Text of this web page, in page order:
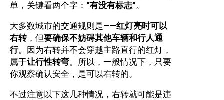
单，关键看两个字： “有没有标志”。
大多数城市的交通规则是——红灯亮时可以
右转，但要确保不妨碍其他车辆和行人通
行。因为右转并不会穿越主路直行的红灯，
属于让行性转弯。所以，一般情况下，只要
你观察确认安全，是可以右转的。
不过注意以下这几种情况，右转就可能是违